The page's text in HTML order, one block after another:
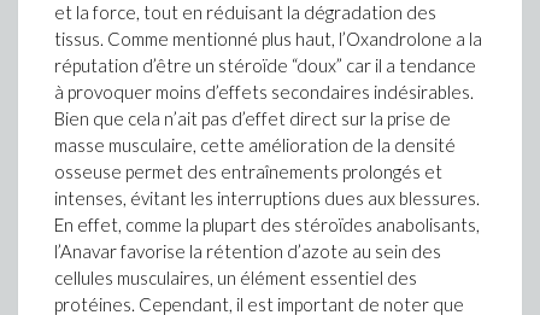
et la force, tout en réduisant la dégradation des
tissus. Comme mentionné plus haut, l’Oxandrolone a la
réputation d’être un stéroïde “doux” car il a tendance
à provoquer moins d’effets secondaires indésirables.
Bien que cela n’ait pas d’effet direct sur la prise de
masse musculaire, cette amélioration de la densité
osseuse permet des entraînements prolongés et
intenses, évitant les interruptions dues aux blessures.
En effet, comme la plupart des stéroïdes anabolisants,
l’Anavar favorise la rétention d’azote au sein des
cellules musculaires, un élément essentiel des
protéines. Cependant, il est important de noter que